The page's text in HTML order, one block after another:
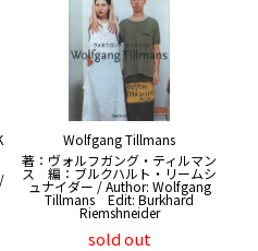
Wolfgang Tillmans
著：ヴォルフガング・ティルマン
ス 編：ブルクハルト・リームシ
ュナイダー / Author: Wolfgang
Tillmans Edit: Burkhard
Riemshneider
sold out